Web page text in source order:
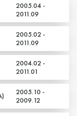
2005.04 -
2011.09
2005.02 -
2011.09
2004.02 -
2011.01
2005.10 -
2009.12